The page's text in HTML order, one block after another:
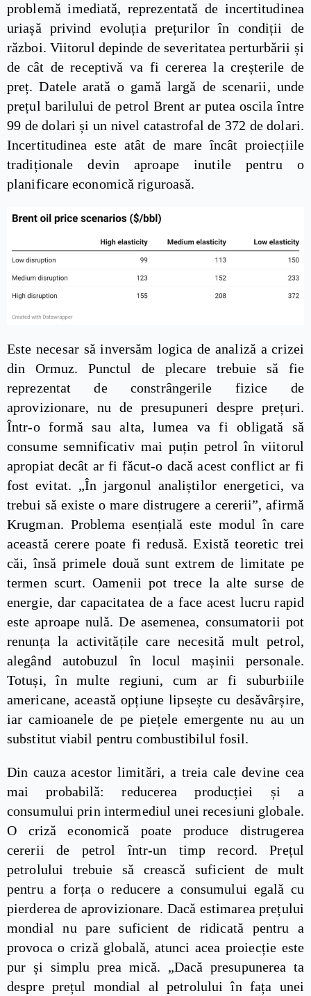
problemă imediată, reprezentată de incertitudinea
uriașă privind evoluția prețurilor în condiții de
război. Viitorul depinde de severitatea perturbării și
de cât de receptivă va fi cererea la creșterile de
preț. Datele arată o gamă largă de scenarii, unde
prețul barilului de petrol Brent ar putea oscila între
99 de dolari și un nivel catastrofal de 372 de dolari.
Incertitudinea este atât de mare încât proiecțiile
tradiționale devin aproape inutile pentru o
planificare economică riguroasă.
Este necesar să inversăm logica de analiză a crizei
din Ormuz. Punctul de plecare trebuie să fie
reprezentat de constrângerile fizice de
aprovizionare, nu de presupuneri despre prețuri.
Într-o formă sau alta, lumea va fi obligată să
consume semnificativ mai puțin petrol în viitorul
apropiat decât ar fi făcut-o dacă acest conflict ar fi
fost evitat. „În jargonul analiștilor energetici, va
trebui să existe o mare distrugere a cererii”, afirmă
Krugman. Problema esențială este modul în care
această cerere poate fi redusă. Există teoretic trei
căi, însă primele două sunt extrem de limitate pe
termen scurt. Oamenii pot trece la alte surse de
energie, dar capacitatea de a face acest lucru rapid
este aproape nulă. De asemenea, consumatorii pot
renunța la activitățile care necesită mult petrol,
alegând autobuzul în locul mașinii personale.
Totuși, în multe regiuni, cum ar fi suburbiile
americane, această opțiune lipsește cu desăvârșire,
iar camioanele de pe piețele emergente nu au un
substitut viabil pentru combustibilul fosil.
Din cauza acestor limitări, a treia cale devine cea
mai probabilă: reducerea producției și a
consumului prin intermediul unei recesiuni globale.
O criză economică poate produce distrugerea
cererii de petrol într-un timp record. Prețul
petrolului trebuie să crească suficient de mult
pentru a forța o reducere a consumului egală cu
pierderea de aprovizionare. Dacă estimarea prețului
mondial nu pare suficient de ridicată pentru a
provoca o criză globală, atunci acea proiecție este
pur și simplu prea mică. „Dacă presupunerea ta
despre prețul mondial al petrolului în fața unei